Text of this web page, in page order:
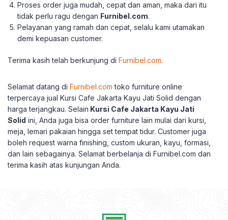
Proses order juga mudah, cepat dan aman, maka dari itu
tidak perlu ragu dengan Furnibel.com.
Pelayanan yang ramah dan cepat, selalu kami utamakan
demi kepuasan customer.
Terima kasih telah berkunjung di Furnibel.com.
Selamat datang di Furnibel.com toko furniture online
terpercaya jual Kursi Cafe Jakarta Kayu Jati Solid dengan
harga terjangkau. Selain Kursi Cafe Jakarta Kayu Jati
Solid ini, Anda juga bisa order furniture lain mulai dari kursi,
meja, lemari pakaian hingga set tempat tidur. Customer juga
boleh request warna finishing, custom ukuran, kayu, formasi,
dan lain sebagainya. Selamat berbelanja di Furnibel.com dan
terima kasih atas kunjungan Anda.